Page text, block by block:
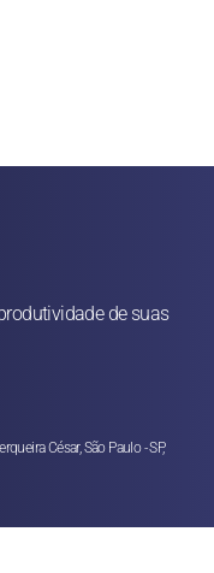
de suas
César, São Paulo - SP,